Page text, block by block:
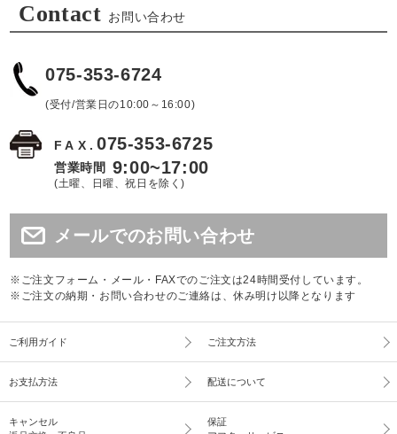
Contact お問い合わせ
075-353-6724
(受付/営業日の10:00～16:00)
FAX.075-353-6725
営業時間 9:00~17:00
(土曜、日曜、祝日を除く)
メールでのお問い合わせ
※ご注文フォーム・メール・FAXでのご注文は24時間受付しています。
※ご注文の納期・お問い合わせのご連絡は、休み明け以降となります
ご利用ガイド ご注文方法
お支払方法 配送について
キャンセル
保証